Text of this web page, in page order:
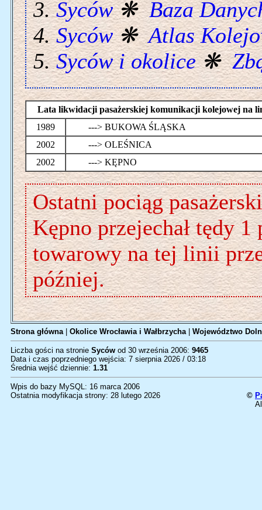
Syców❋Baza
Syców❋Atlas
Syców i okolice❋
Lata likwidacji pasażerskiej komunikacji kolejowej na
1989
---> BUKOWA ŚLĄSKA
2002
---> OLEŚNICA
2002
---> KĘPNO
Ostatni pociąg
Kępno przejechał tędy
towarowy na tej linii
później.
Strona główna| Okolice Wrocławia i Wałbrzycha| Województwo
Liczba gości na stronie Syców od 30 września 2006: 9465
Data i czas poprzedniego wejścia: 7 sierpnia 2026 / 03:18
Średnia wejść dziennie: 1.31
Wpis do bazy MySQL: 16 marca 2006
Ostatnia modyfikacja strony: 28 lutego 2026
©